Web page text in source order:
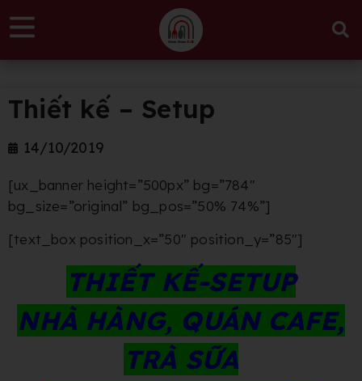
Thiết kế – Setup
14/10/2019
[ux_banner height=”500px” bg=”784″
bg_size=”original” bg_pos=”50% 74%”]
[text_box position_x=”50″ position_y=”85″]
THIẾT KẾ-SETUP
NHÀ HÀNG, QUÁN CAFE,
TRÀ SỮA